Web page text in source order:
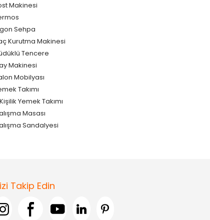
Makinesi
Sehpa
Kurutma Makinesi
Tencere
Makinesi
Mobilyası
Takımı
Yemek Takımı
Masası
Sandalyesi
Takip Edin